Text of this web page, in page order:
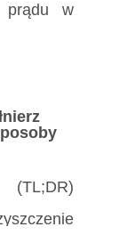
prądu w
(TL;DR)